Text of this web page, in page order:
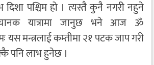
पश्चिम हो । त्यस्तै कुनै नगरी नहुने
यात्रामा जानुछ भने आज ॐ
यस मन्त्रलाई कम्तीमा २१ पटक जाप गरी
पनि लाभ हुनेछ ।